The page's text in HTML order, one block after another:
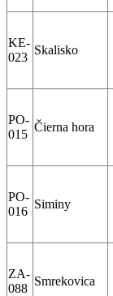
KE-
023
Skalisko
PO-
015
Čierna hora
PO-
016
Siminy
ZA-
088
Smrekovica